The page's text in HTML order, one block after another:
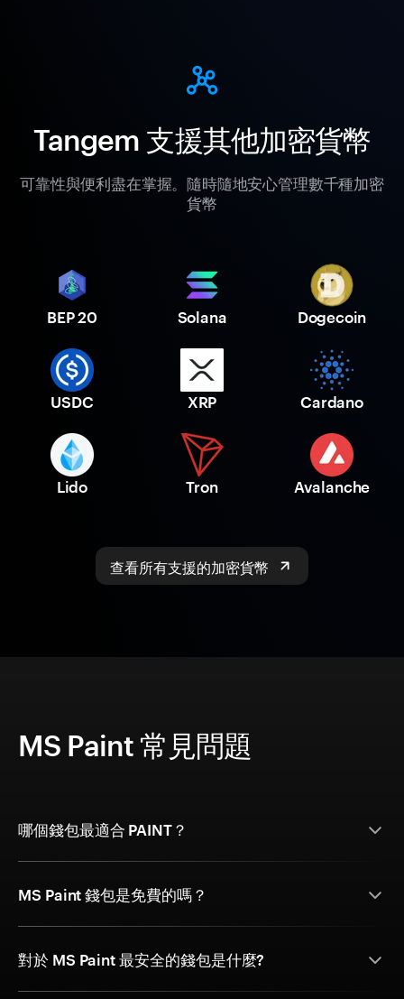
Tangem 支援其他加密貨幣
可靠性與便利盡在掌握。隨時隨地安心管理數千種加密
貨幣
BEP 20 Solana Dogecoin
USDC XRP Cardano
Lido Tron Avalanche
查看所有支援的加密貨幣
MS Paint 常見問題
哪個錢包最適合 PAINT？
MS Paint 錢包是免費的嗎？
對於 MS Paint 最安全的錢包是什麼?